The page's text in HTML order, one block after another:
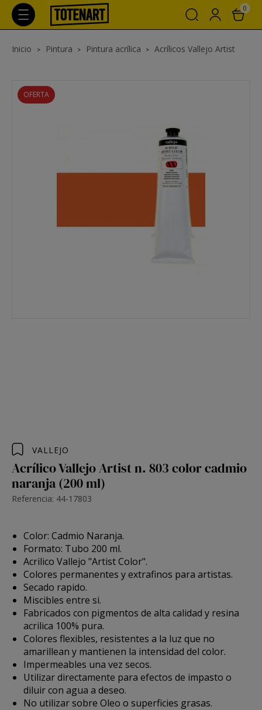
0
Inicio Pintura Pintura acrílica Acrílicos Vallejo Artist
OFERTA
VALLEJO
Acrílico Vallejo Artist n. 803 color cadmio
naranja (200 ml)
Referencia: 44-17803
Color: Cadmio Naranja.
Formato: Tubo 200 ml.
Acrilico Vallejo "Artist Color".
Colores permanentes y extrafinos para artistas.
Secado rapido.
Miscibles entre si.
Fabricados con pigmentos de alta calidad y resina
acrilica 100% pura.
Colores flexibles, resistentes a la luz que no
amarillean y mantienen la intensidad del color.
Impermeables una vez secos.
Utilizar directamente para efectos de impasto o
diluir con agua a deseo.
No utilizar sobre Oleo o superficies grasas.